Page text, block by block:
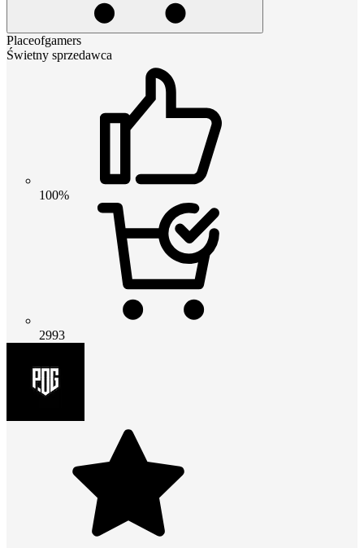
Placeofgamers
Świetny sprzedawca
100%
2993